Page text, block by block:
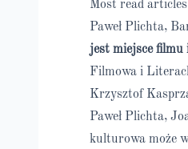
Most read
Paweł Plichta,
jest miejsce
Filmowa i
Krzysztof
Paweł Plichta,
kulturowa może